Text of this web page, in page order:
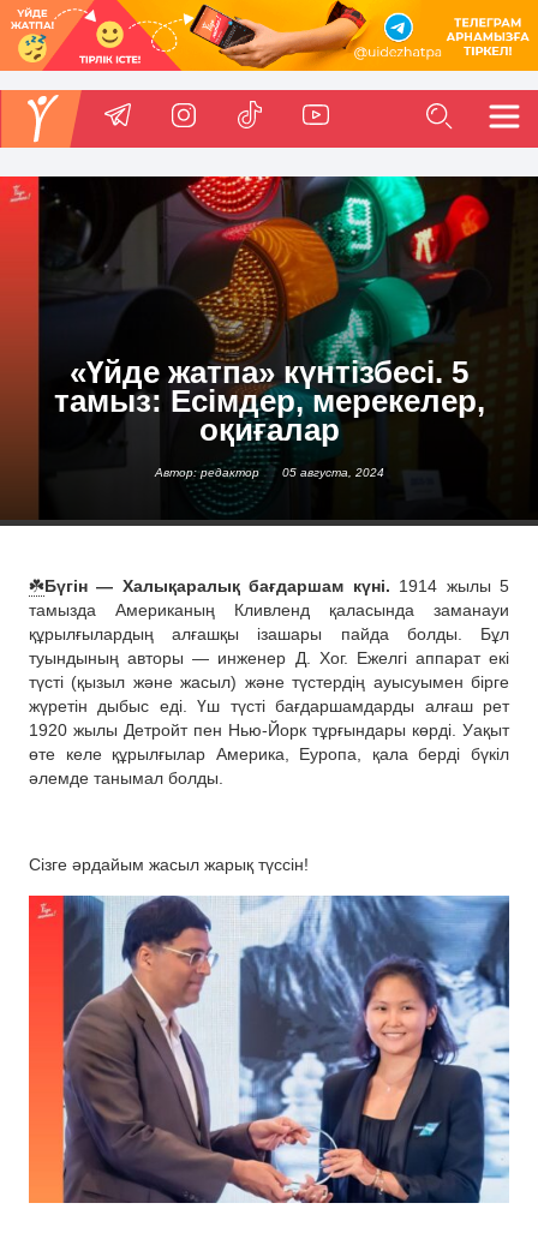
«Үйде жатпа» күнтізбесі. 5
тамыз: Есімдер, мерекелер,
оқиғалар
Автор: редактор 05 августа, 2024
☘️Бүгін — Халықаралық бағдаршам күні. 1914 жылы 5
тамызда Американың Кливленд қаласында заманауи
құрылғылардың алғашқы ізашары пайда болды. Бұл
туындының авторы — инженер Д. Хог. Ежелгі аппарат екі
түсті (қызыл және жасыл) және түстердің ауысуымен бірге
жүретін дыбыс еді. Үш түсті бағдаршамдарды алғаш рет
1920 жылы Детройт пен Нью-Йорк тұрғындары көрді. Уақыт
өте келе құрылғылар Америка, Еуропа, қала берді бүкіл
әлемде танымал болды.
Сізге әрдайым жасыл жарық түссін!